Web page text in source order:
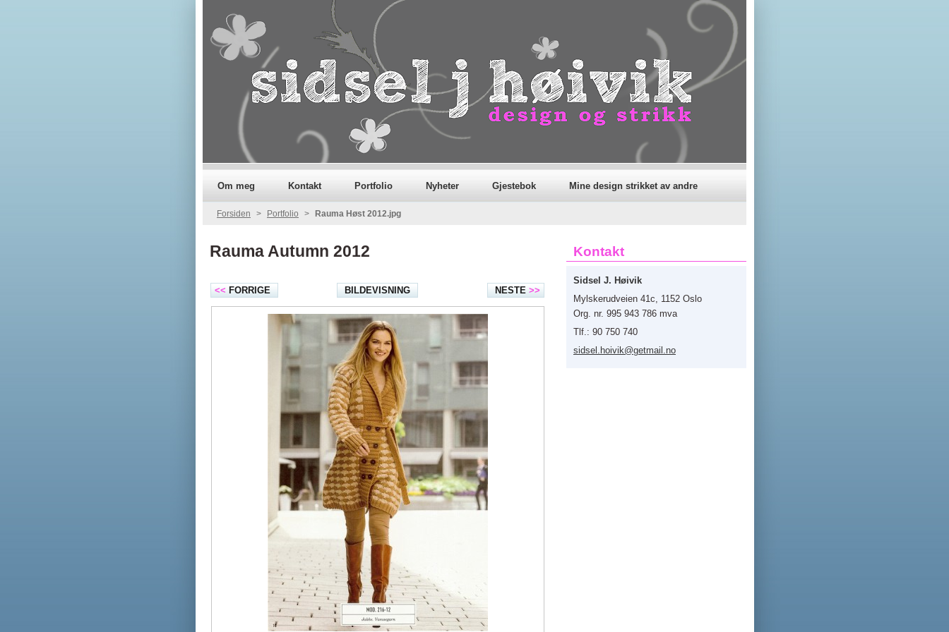
Forsiden > Portfolio > Rauma Høst 2012.jpg
Rauma Autumn 2012
<< FORRIGE BILDEVISNING NESTE >>
Søk på siden:
Kontakt
Sidsel J. Høivik
Mylskerudveien 41c, 1152 Oslo
Org. nr. 995 943 786 mva
Tlf.: 90 750 740
sidsel.hoivik@getmail.no
Om meg Kontakt Portfolio Nyheter Gjestebok Mine design strikket av andre